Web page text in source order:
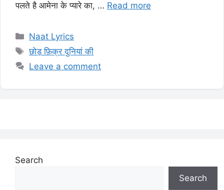
पलते है आमेना के प्यारे का, … Read more
Categories
Naat Lyrics
Tags
छोड़ फ़िक्र दुनियां की
Leave a comment
Search
Search